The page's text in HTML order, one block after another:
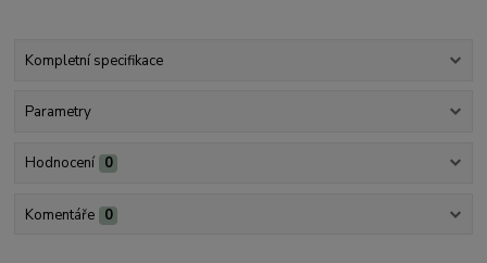
Kompletní specifikace
Parametry
Hodnocení 0
Komentáře 0